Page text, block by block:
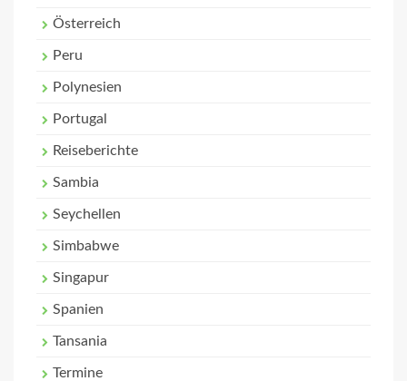
Österreich
Peru
Polynesien
Portugal
Reiseberichte
Sambia
Seychellen
Simbabwe
Singapur
Spanien
Tansania
Termine